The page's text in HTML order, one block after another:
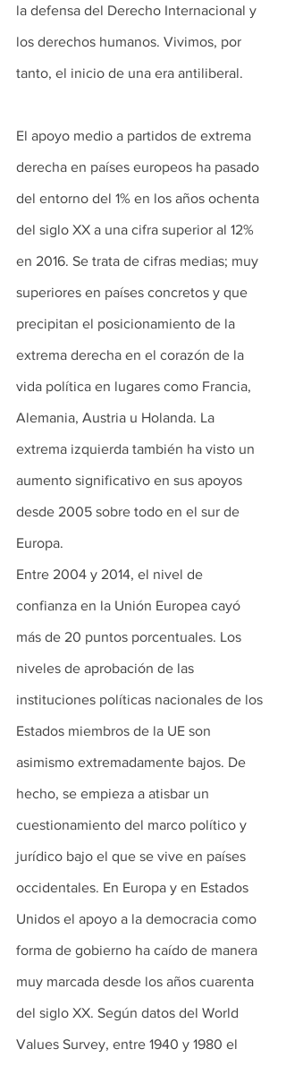
la defensa del Derecho Internacional y
los derechos humanos. Vivimos, por
tanto, el inicio de una era antiliberal.
El apoyo medio a partidos de extrema
derecha en países europeos ha pasado
del entorno del 1% en los años ochenta
del siglo XX a una cifra superior al 12%
en 2016. Se trata de cifras medias; muy
superiores en países concretos y que
precipitan el posicionamiento de la
extrema derecha en el corazón de la
vida política en lugares como Francia,
Alemania, Austria u Holanda. La
extrema izquierda también ha visto un
aumento significativo en sus apoyos
desde 2005 sobre todo en el sur de
Europa.
Entre 2004 y 2014, el nivel de
confianza en la Unión Europea cayó
más de 20 puntos porcentuales. Los
niveles de aprobación de las
instituciones políticas nacionales de los
Estados miembros de la UE son
asimismo extremadamente bajos. De
hecho, se empieza a atisbar un
cuestionamiento del marco político y
jurídico bajo el que se vive en países
occidentales. En Europa y en Estados
Unidos el apoyo a la democracia como
forma de gobierno ha caído de manera
muy marcada desde los años cuarenta
del siglo XX. Según datos del World
Values Survey, entre 1940 y 1980 el